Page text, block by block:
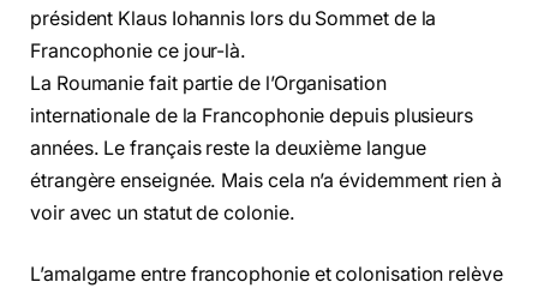
président Klaus Iohannis lors du Sommet de la
Francophonie ce jour-là.
La Roumanie fait partie de l’Organisation
internationale de la Francophonie depuis plusieurs
années. Le français reste la deuxième langue
étrangère enseignée. Mais cela n’a évidemment rien à
voir avec un statut de colonie.
L’amalgame entre francophonie et colonisation relève